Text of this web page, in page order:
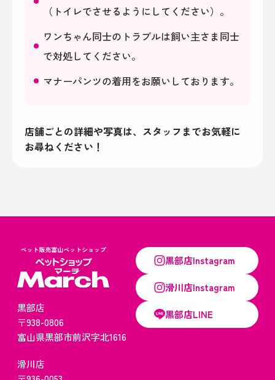
（トイレでさせるようにしてください）。
ワンちゃん同士のトラブルは飼い主さま同士
で対処してください。
マナーパンツの着用をお願いしております。
店舗ごとの詳細や写真は、スタッフまでお気軽に
お尋ねください！​​​​​​​
黒部店
〒938-0806
​​​​​​​富山県黒部市前沢字北1616​​​​​​​
滑川店
黒部店Instagram
滑川店Instagram
黒部店LINE